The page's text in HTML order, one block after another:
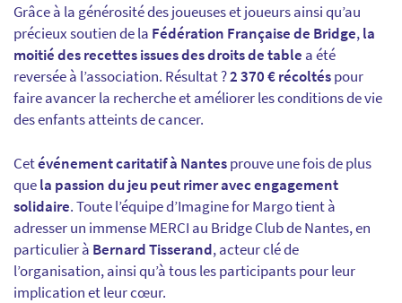
Grâce à la générosité des joueuses et joueurs ainsi qu’au
précieux soutien de la Fédération Française de Bridge,la
moitié des recettes issues des droits de table a été
reversée à l’association. Résultat ?2 370 € récoltéspour
faire avancer la recherche et améliorer les conditions de vie
des enfants atteints de cancer.
Cetévénement caritatif à Nantesprouve une fois de plus
quela passion du jeu peut rimer avec engagement
solidaire. Toute l’équipe d’Imagine for Margo tient à
adresser un immense MERCI au Bridge Club de Nantes, en
particulier à Bernard Tisserand, acteur clé de
l’organisation, ainsi qu’à tous les participants pour leur
implication et leur cœur.